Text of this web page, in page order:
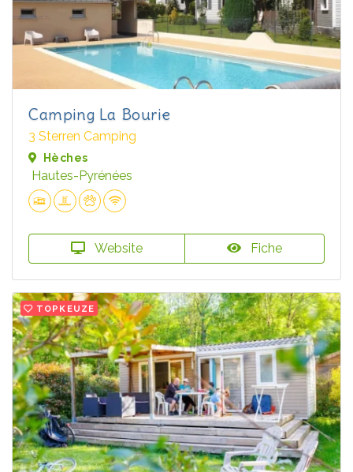
Camping La Bourie
3 Sterren Camping
Hèches
Hautes-Pyrénées
Website Fiche
TOPKEUZE